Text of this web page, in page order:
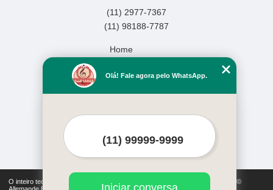
(11) 2977-7367
(11) 98188-7787
Home
Missão
O inteiro teor deste site está sujeito à proteção de direitos autorais. Copyright©
Olá! Fale agora pelo WhatsApp.
Iniciar conversa